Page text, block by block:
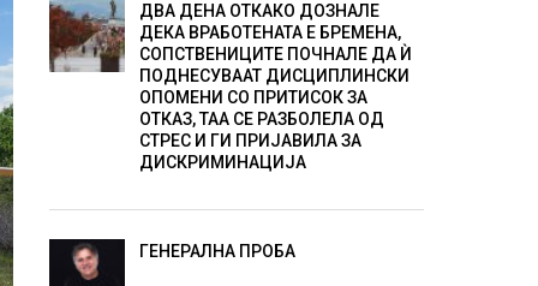
ДВА ДЕНА ОТКАКО ДОЗНАЛЕ
ДЕКА ВРАБОТЕНАТА Е БРЕМЕНА,
СОПСТВЕНИЦИТЕ ПОЧНАЛЕ ДА Ѝ
ПОДНЕСУВААТ ДИСЦИПЛИНСКИ
ОПОМЕНИ СО ПРИТИСОК ЗА
ОТКАЗ, ТАА СЕ РАЗБОЛЕЛА ОД
СТРЕС И ГИ ПРИЈАВИЛА ЗА
ДИСКРИМИНАЦИЈА
ГЕНЕРАЛНА ПРОБА